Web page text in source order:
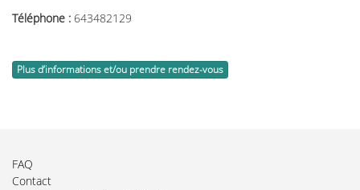
Téléphone : 643482129
Plus d’informations et/ou prendre rendez-vous
FAQ
Contact